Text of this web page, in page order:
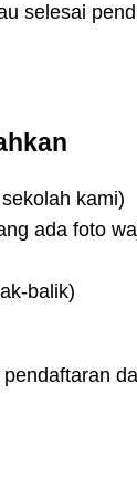
selesai
kami)
ada foto
balik)